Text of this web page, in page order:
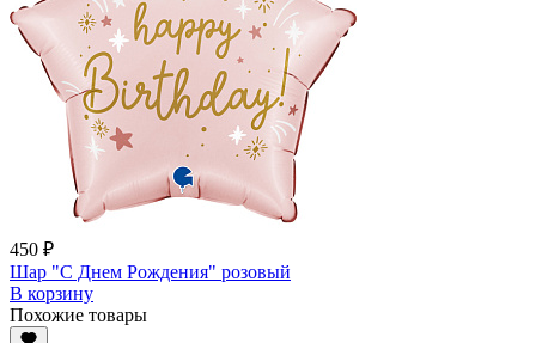
450 ₽
Шар "С Днем Рождения" розовый
В корзину
Похожие товары